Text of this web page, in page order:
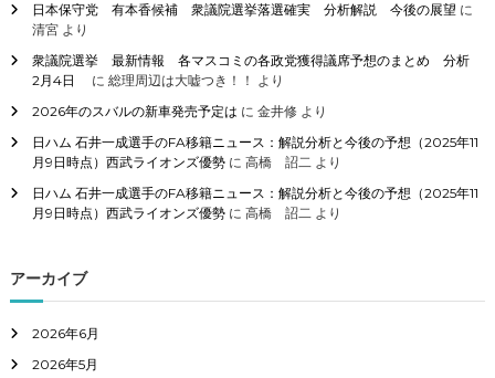
日本保守党 有本香候補 衆議院選挙落選確実 分析解説 今後の展望 に
清宮より
衆議院選挙 最新情報 各マスコミの各政党獲得議席予想のまとめ 分析
2月4日
に 総理周辺は大嘘つき！！ より
2026年のスバルの新車発売予定は に 金井修より
日ハム 石井一成選手のFA移籍ニュース：解説分析と今後の予想（2025年11
月9日時点）西武ライオンズ優勢に 高橋 詔二より
日ハム 石井一成選手のFA移籍ニュース：解説分析と今後の予想（2025年11
月9日時点）西武ライオンズ優勢に 高橋 詔二より
アーカイブ
2026年6月
2026年5月